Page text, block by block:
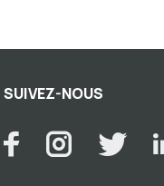
SUIVEZ-NOUS